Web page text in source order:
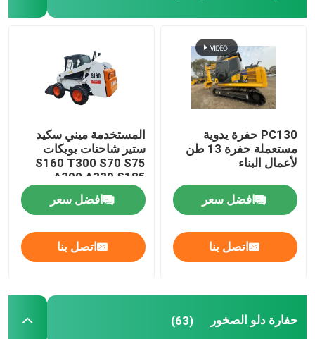
PC130 حفرة يدوية
مستعملة حفرة 13 طن
لأعمال البناء
افضل سعر
اتصل بنا
المستخدمة ميني سكيد
ستير شاحنات بوبكات
S160 T300 S70 S75
A200 A220 S185
افضل سعر
اتصل بنا
حفارة دلو الصخور (63)